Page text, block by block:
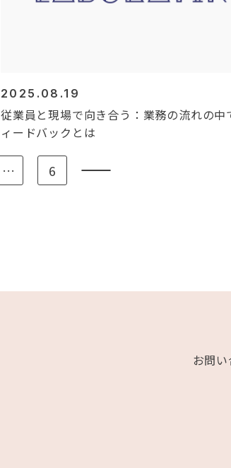
2025.08.19
従業員と現場で向き合う：業務の流れの中
ィードバックとは
… 6
お問